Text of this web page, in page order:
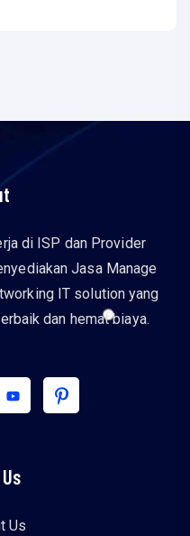
di ISP dan Provider
Jasa Manage
IT solution yang
dan hemat biaya.
Us